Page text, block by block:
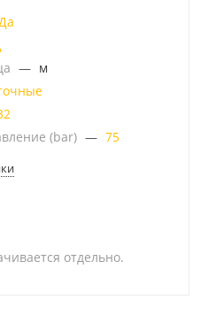
— м
(bar) — 75
отдельно.